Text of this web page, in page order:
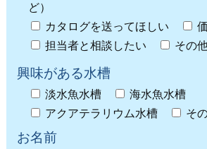
ど）
カタログを送ってほしい
担当者と相談したい
その
興味がある水槽
淡水魚水槽
海水魚水槽
アクアテラリウム水槽
そ
お名前